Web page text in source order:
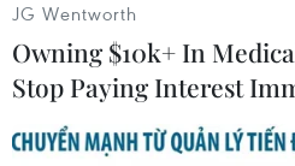
Phái đoàn
hòa đàm với Taliban
Ngày 18/12, phái đoàn đàm
JG Wentworth
Owning $10k+ In
Stop Paying Interest